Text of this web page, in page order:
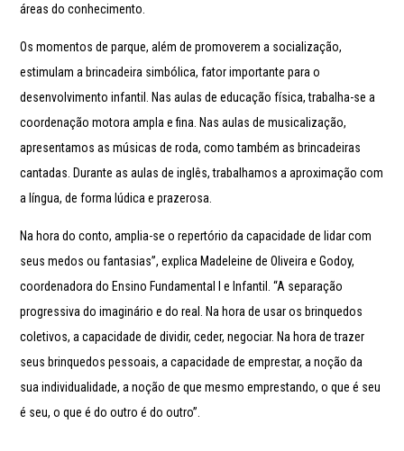
áreas do conhecimento.
Os momentos de parque, além de promoverem a socialização,
estimulam a brincadeira simbólica, fator importante para o
desenvolvimento infantil. Nas aulas de educação física, trabalha-se a
coordenação motora ampla e fina. Nas aulas de musicalização,
apresentamos as músicas de roda, como também as brincadeiras
cantadas. Durante as aulas de inglês, trabalhamos a aproximação com
a língua, de forma lúdica e prazerosa.
Na hora do conto, amplia-se o repertório da capacidade de lidar com
seus medos ou fantasias”, explica Madeleine de Oliveira e Godoy,
coordenadora do Ensino Fundamental I e Infantil. “A separação
progressiva do imaginário e do real. Na hora de usar os brinquedos
coletivos, a capacidade de dividir, ceder, negociar. Na hora de trazer
seus brinquedos pessoais, a capacidade de emprestar, a noção da
sua individualidade, a noção de que mesmo emprestando, o que é seu
é seu, o que é do outro é do outro”.